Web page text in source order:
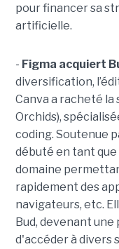
pour financer sa
artificielle.
- Figma acquiert
diversification,
Canva a racheté
Orchids),
coding. Soutenue
débuté en tant
domaine
rapidement des
navigateurs, etc.
Bud, devenant
d'accéder à divers